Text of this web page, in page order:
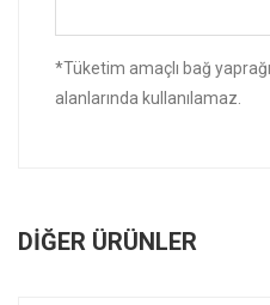
*Tüketim amaçlı bağ
alanlarında kullanılamaz.
DIĞER ÜRÜNLER